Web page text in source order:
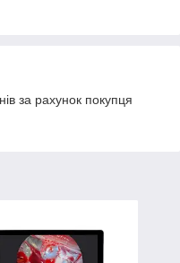
за рахунок покупця